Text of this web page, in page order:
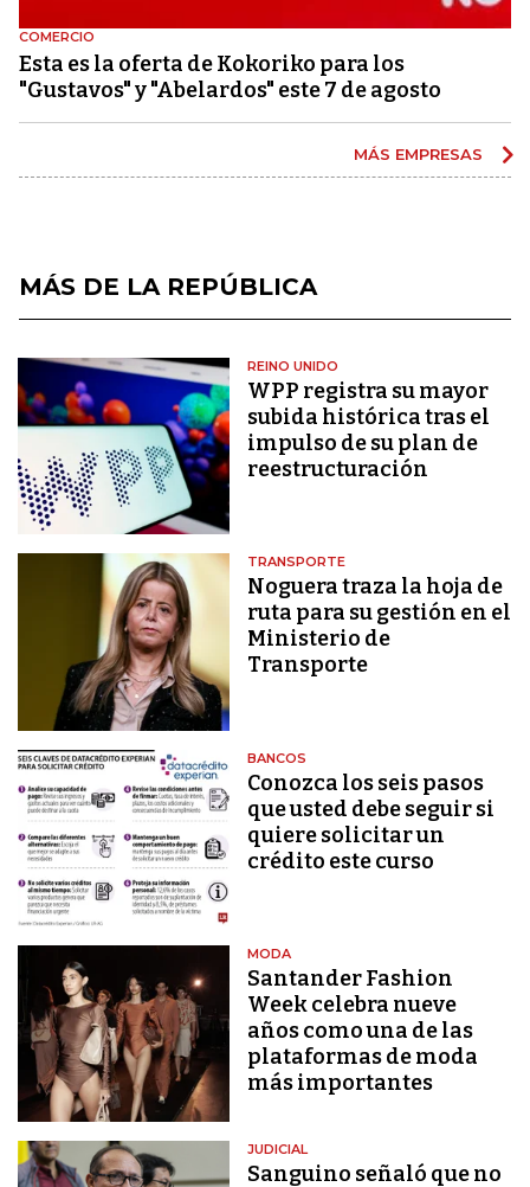
COMERCIO
Esta es la oferta de Kokoriko para los
"Gustavos" y "Abelardos" este 7 de agosto
MÁS EMPRESAS
MÁS DE LA REPÚBLICA
REINO UNIDO
WPP registra su mayor
subida histórica tras el
impulso de su plan de
reestructuración
TRANSPORTE
Noguera traza la hoja de
ruta para su gestión en el
Ministerio de
Transporte
BANCOS
Conozca los seis pasos
que usted debe seguir si
quiere solicitar un
crédito este curso
MODA
Santander Fashion
Week celebra nueve
años como una de las
plataformas de moda
más importantes
JUDICIAL
Sanguino señaló que no